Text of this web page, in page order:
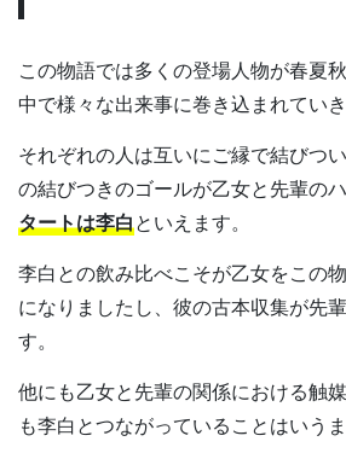
この物語では多くの登場人物が春夏
中で様々な出来事に巻き込まれていき
それぞれの人は互いにご縁で結びつ
の結びつきのゴールが乙女と先輩のハ
タートは李白といえます。
李白との飲み比べこそが乙女をこの
になりましたし、彼の古本収集が先
す。
他にも乙女と先輩の関係における触
も李白とつながっていることはいう